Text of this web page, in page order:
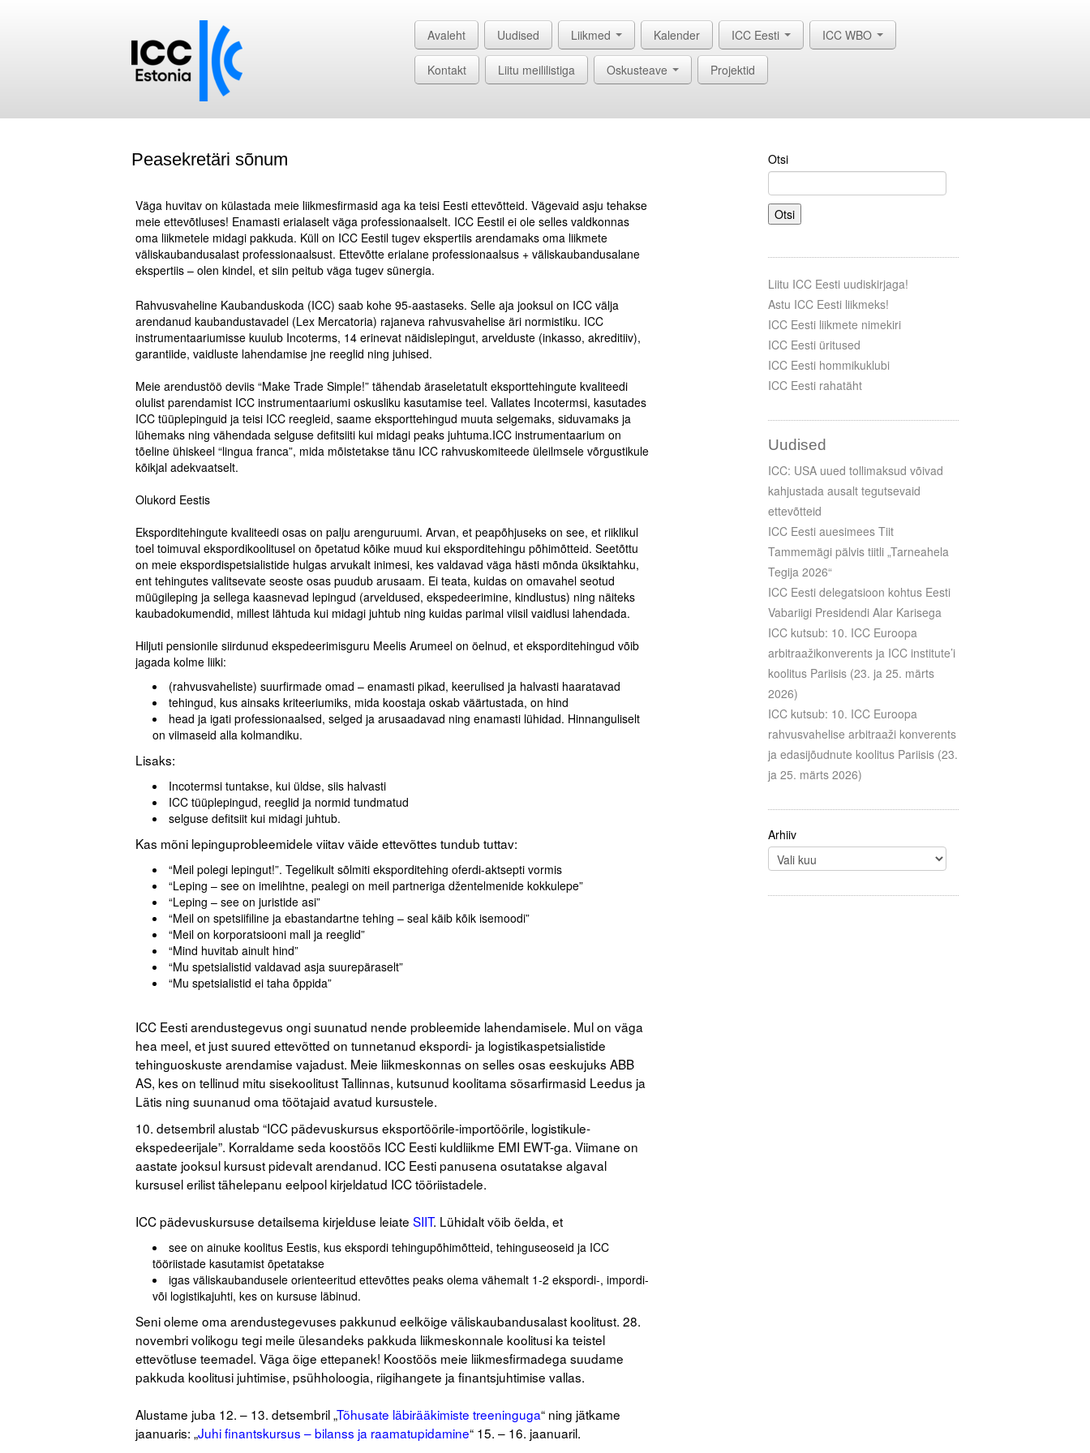
Avaleht Uudised Liikmed Kalender ICC Eesti ICC WBO
Kontakt Liitu meililistiga Oskusteave Projektid
Peasekretäri sõnum
Väga huvitav on külastada meie liikmesfirmasid aga ka teisi Eesti ettevõtteid. Vägevaid asju tehakse
meie ettevõtluses! Enamasti erialaselt väga professionaalselt. ICC Eestil ei ole selles valdkonnas
oma liikmetele midagi pakkuda. Küll on ICC Eestil tugev ekspertiis arendamaks oma liikmete
väliskaubandusalast professionaalsust. Ettevõtte erialane professionaalsus + väliskaubandusalane
ekspertiis – olen kindel, et siin peitub väga tugev sünergia.
Rahvusvaheline Kaubanduskoda (ICC) saab kohe 95-aastaseks. Selle aja jooksul on ICC välja
arendanud kaubandustavadel (Lex Mercatoria) rajaneva rahvusvahelise äri normistiku. ICC
instrumentaariumisse kuulub Incoterms, 14 erinevat näidislepingut, arvelduste (inkasso, akreditiiv),
garantiide, vaidluste lahendamise jne reeglid ning juhised.
Meie arendustöö deviis “Make Trade Simple!” tähendab äraseletatult eksporttehingute kvaliteedi
olulist parendamist ICC instrumentaariumi oskusliku kasutamise teel. Vallates Incotermsi, kasutades
ICC tüüplepinguid ja teisi ICC reegleid, saame eksporttehingud muuta selgemaks, siduvamaks ja
lühemaks ning vähendada selguse defitsiiti kui midagi peaks juhtuma.ICC instrumentaarium on
tõeline ühiskeel “lingua franca”, mida mõistetakse tänu ICC rahvuskomiteede üleilmsele võrgustikule
kõikjal adekvaatselt.
Olukord Eestis
Eksporditehingute kvaliteedi osas on palju arenguruumi. Arvan, et peapõhjuseks on see, et riiklikul
toel toimuval ekspordikoolitusel on õpetatud kõike muud kui eksporditehingu põhimõtteid. Seetõttu
on meie ekspordispetsialistide hulgas arvukalt inimesi, kes valdavad väga hästi mõnda üksiktahku,
ent tehingutes valitsevate seoste osas puudub arusaam. Ei teata, kuidas on omavahel seotud
müügileping ja sellega kaasnevad lepingud (arveldused, ekspedeerimine, kindlustus) ning näiteks
kaubadokumendid, millest lähtuda kui midagi juhtub ning kuidas parimal viisil vaidlusi lahendada.
Hiljuti pensionile siirdunud ekspedeerimisguru Meelis Arumeel on öelnud, et eksporditehingud võib
jagada kolme liiki:
(rahvusvaheliste) suurfirmade omad – enamasti pikad, keerulised ja halvasti haaratavad
tehingud, kus ainsaks kriteeriumiks, mida koostaja oskab väärtustada, on hind
head ja igati professionaalsed, selged ja arusaadavad ning enamasti lühidad. Hinnanguliselt
on viimaseid alla kolmandiku.
Lisaks:
Incotermsi tuntakse, kui üldse, siis halvasti
ICC tüüplepingud, reeglid ja normid tundmatud
selguse defitsiit kui midagi juhtub.
Kas mõni lepinguprobleemidele viitav väide ettevõttes tundub tuttav:
“Meil polegi lepingut!”. Tegelikult sõlmiti eksporditehing oferdi-aktsepti vormis
“Leping – see on imelihtne, pealegi on meil partneriga džentelmenide kokkulepe”
“Leping – see on juristide asi”
“Meil on spetsiifiline ja ebastandartne tehing – seal käib kõik isemoodi”
“Meil on korporatsiooni mall ja reeglid”
“Mind huvitab ainult hind”
“Mu spetsialistid valdavad asja suurepäraselt”
“Mu spetsialistid ei taha õppida”
ICC Eesti arendustegevus ongi suunatud nende probleemide lahendamisele. Mul on väga
hea meel, et just suured ettevõtted on tunnetanud ekspordi- ja logistikaspetsialistide
tehinguoskuste arendamise vajadust. Meie liikmeskonnas on selles osas eeskujuks ABB
AS, kes on tellinud mitu sisekoolitust Tallinnas, kutsunud koolitama sõsarfirmasid Leedus ja
Lätis ning suunanud oma töötajaid avatud kursustele.
10. detsembril alustab “ICC pädevuskursus eksportöörile-importöörile, logistikule-
ekspedeerijale”. Korraldame seda koostöös ICC Eesti kuldliikme EMI EWT-ga. Viimane on
aastate jooksul kursust pidevalt arendanud. ICC Eesti panusena osutatakse algaval
kursusel erilist tähelepanu eelpool kirjeldatud ICC tööriistadele.
ICC pädevuskursuse detailsema kirjelduse leiate SIIT. Lühidalt võib öelda, et
see on ainuke koolitus Eestis, kus ekspordi tehingupõhimõtteid, tehinguseoseid ja ICC
tööriistade kasutamist õpetatakse
igas väliskaubandusele orienteeritud ettevõttes peaks olema vähemalt 1-2 ekspordi-, impordi-
või logistikajuhti, kes on kursuse läbinud.
Seni oleme oma arendustegevuses pakkunud eelkõige väliskaubandusalast koolitust. 28.
novembri volikogu tegi meile ülesandeks pakkuda liikmeskonnale koolitusi ka teistel
ettevõtluse teemadel. Väga õige ettepanek! Koostöös meie liikmesfirmadega suudame
pakkuda koolitusi juhtimise, psühholoogia, riigihangete ja finantsjuhtimise vallas.
Alustame juba 12. – 13. detsembril „Tõhusate läbirääkimiste treeninguga“ ning jätkame
jaanuaris: „Juhi finantskursus – bilanss ja raamatupidamine“ 15. – 16. jaanuaril.
Otsi
Otsi
Liitu ICC Eesti uudiskirjaga!
Astu ICC Eesti liikmeks!
ICC Eesti liikmete nimekiri
ICC Eesti üritused
ICC Eesti hommikuklubi
ICC Eesti rahatäht
Uudised
ICC: USA uued tollimaksud võivad
kahjustada ausalt tegutsevaid
ettevõtteid
ICC Eesti auesimees Tiit
Tammemägi pälvis tiitli „Tarneahela
Tegija 2026“
ICC Eesti delegatsioon kohtus Eesti
Vabariigi Presidendi Alar Karisega
ICC kutsub: 10. ICC Euroopa
arbitraažikonverents ja ICC institute’i
koolitus Pariisis (23. ja 25. märts
2026)
ICC kutsub: 10. ICC Euroopa
rahvusvahelise arbitraaži konverents
ja edasijõudnute koolitus Pariisis (23.
ja 25. märts 2026)
Arhiiv